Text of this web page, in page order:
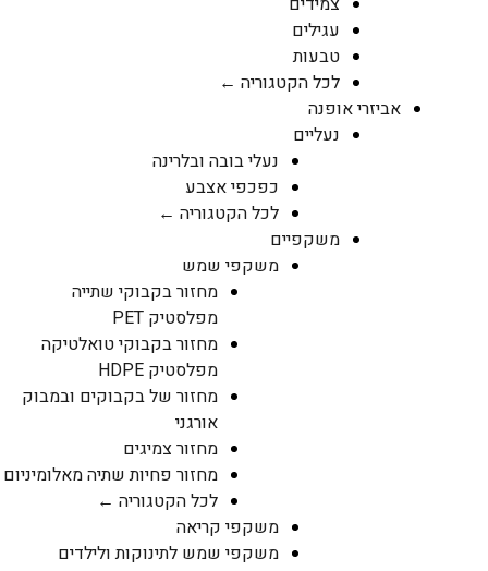
עגילים
טבעות
לכל הקטגוריה ←
אביזרי אופנה
נעליים
נעלי בובה ובלרינה
כפכפי אצבע
לכל הקטגוריה ←
משקפיים
משקפי שמש
מחזור בקבוקי שתייה
מפלסטיק PET
מחזור בקבוקי טואלטיקה
מפלסטיק HDPE
מחזור של בקבוקים ובמבוק
אורגני
מחזור צמיגים
מחזור פחיות שתיה מאלומיניום
לכל הקטגוריה ←
משקפי קריאה
משקפי שמש לתינוקות ולילדים